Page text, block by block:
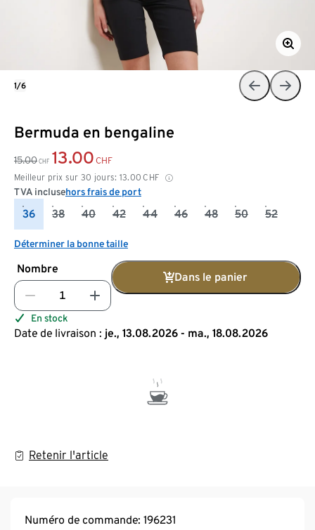
Bermuda en bengaline
15.00 CHF 13.00 CHF
Meilleur prix sur 30 jours: 13.00 CHF
TVA inclusehors frais de port
36 38 40 42 44 46 48 50 52
Déterminer la bonne taille
Nombre
Dans le panier
En stock
Date de livraison : je., 13.08.2026 - ma., 18.08.2026
Retenir l'article
1/6
Numéro de commande: 196231